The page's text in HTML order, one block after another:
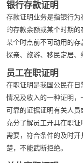
银行存款证明
存款证明业务是指银行
的存款余额或某个时期
某个时点前不可动用的存
探亲、旅游、移民定居、
员工在职证明
在职证明是我国公民在
情况及收入的一种证明
可靠的证据证明有关人
充分了解员工开具在职
需要，符合条件的及时
楚，不能武断拒绝。